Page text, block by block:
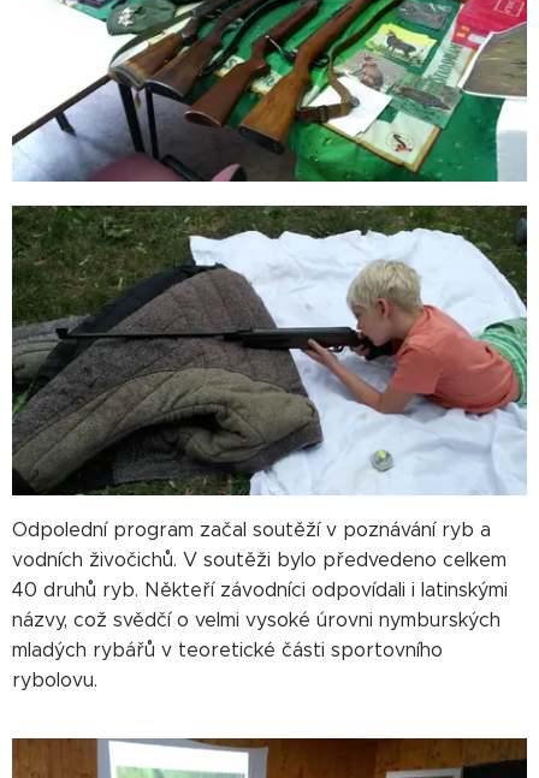
Odpolední program začal soutěží v poznávání ryb a
vodních živočichů. V soutěži bylo předvedeno celkem
40 druhů ryb. Někteří závodníci odpovídali i latinskými
názvy, což svědčí o velmi vysoké úrovni nymburských
mladých rybářů v teoretické části sportovního
rybolovu.